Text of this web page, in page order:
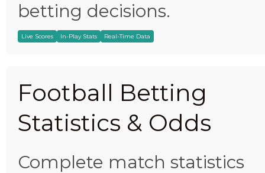
betting decisions.
Live Scores In-Play Stats Real-Time Data
Football Betting
Statistics & Odds
Complete match statistics